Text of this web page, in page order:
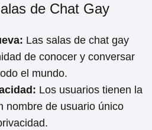
de Chat Gay
Las salas de chat gay
de conocer y conversar
el mundo.
Los usuarios tienen la
nombre de usuario único